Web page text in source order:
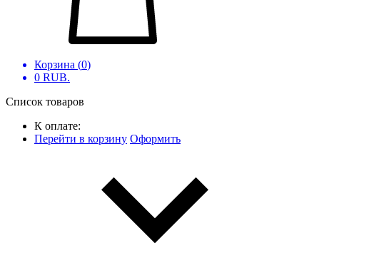
Корзина (0)
0 RUB.
Список товаров
К оплате:
Перейти в корзину Оформить